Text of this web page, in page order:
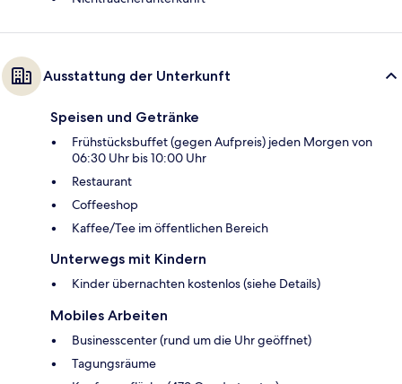
Ausstattung der Unterkunft
Speisen und Getränke
Frühstücksbuffet (gegen Aufpreis) jeden Morgen von
06:30 Uhr bis 10:00 Uhr
Restaurant
Coffeeshop
Kaffee/Tee im öffentlichen Bereich
Unterwegs mit Kindern
Kinder übernachten kostenlos (siehe Details)
Mobiles Arbeiten
Businesscenter (rund um die Uhr geöffnet)
Tagungsräume